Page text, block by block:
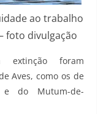
ao trabalho
foto divulgação
extinção foram
Aves, como os de
e do Mutum-de-